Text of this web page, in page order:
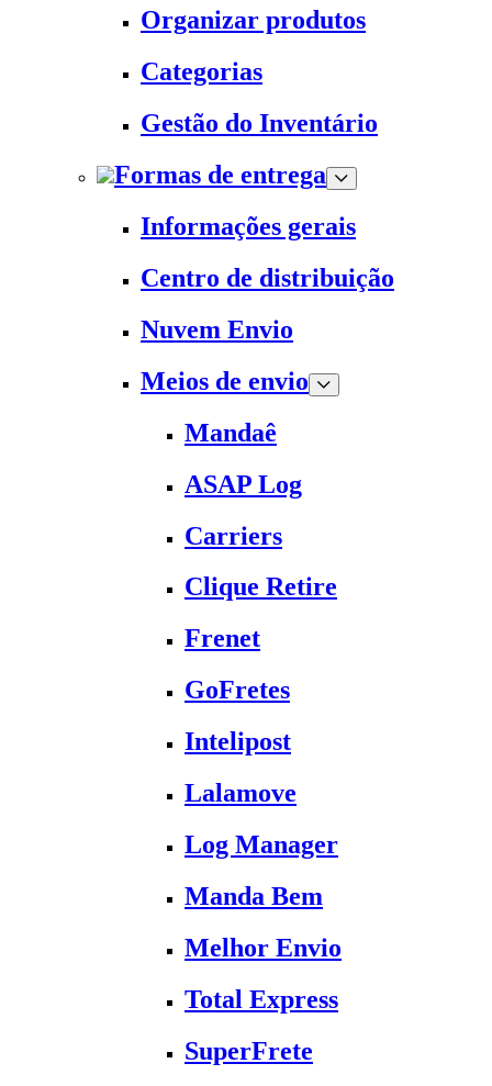
Organizar produtos
Categorias
Gestão do Inventário
Formas de entrega
Informações gerais
Centro de distribuição
Nuvem Envio
Meios de envio
Mandaê
ASAP Log
Carriers
Clique Retire
Frenet
GoFretes
Intelipost
Lalamove
Log Manager
Manda Bem
Melhor Envio
Total Express
SuperFrete